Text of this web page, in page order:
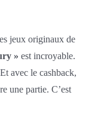
jeux originaux de
» est incroyable.
avec le cashback,
une partie. C’est